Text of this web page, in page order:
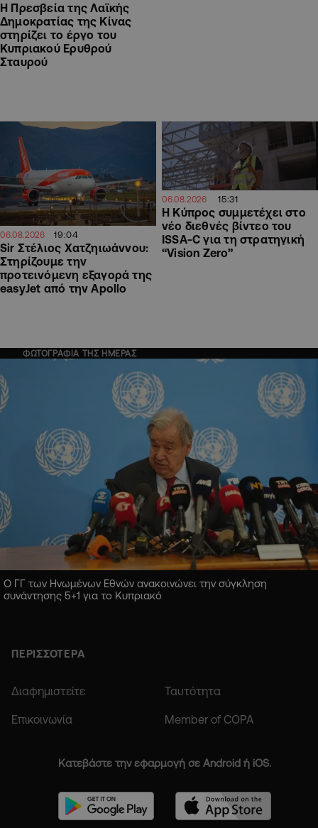
Η Πρεσβεία της Λαϊκής
Δημοκρατίας της Κίνας
στηρίζει το έργο του
Κυπριακού Ερυθρού
Σταυρού
06.08.2026 19:04
Sir Στέλιος Χατζηιωάννου:
Στηρίζουμε την
προτεινόμενη εξαγορά της
easyJet από την Apollo
06.08.2026 15:31
Η Κύπρος συμμετέχει στο
νέο διεθνές βίντεο του
ISSA-C για τη στρατηγική
“Vision Zero”
ΦΩΤΟΓΡΑΦΙΑ ΤΗΣ ΗΜΕΡΑΣ
Ο ΓΓ των Ηνωμένων Εθνών ανακοινώνει την σύγκληση
συνάντησης 5+1 για το Κυπριακό
ΠΕΡΙΣΣΟΤΕΡΑ
Διαφημιστείτε Ταυτότητα
Επικοινωνία Member of COPA
Κατεβάστε την εφαρμογή σε Android ή iOS.